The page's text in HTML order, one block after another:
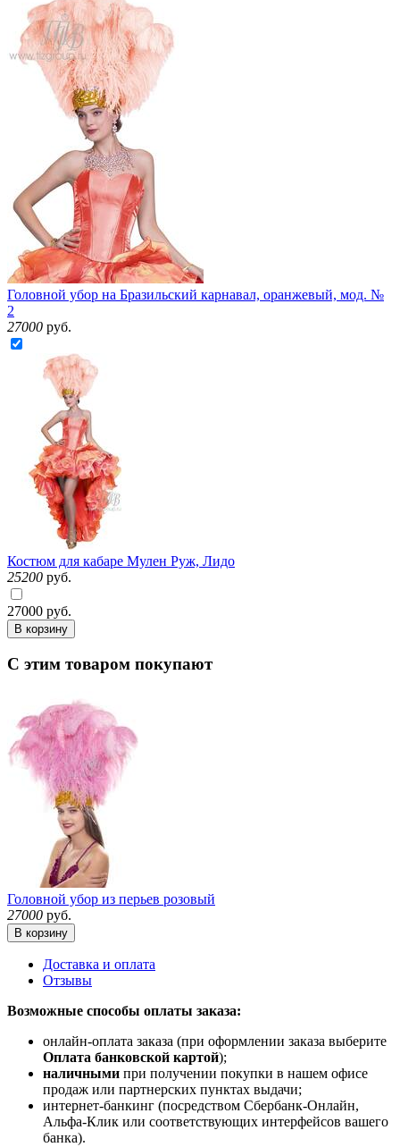
Головной убор на Бразильский карнавал, оранжевый, мод. №
2
27000 руб.
Костюм для кабаре Мулен Руж, Лидо
25200 руб.
27000 руб.
В корзину
С этим товаром покупают
Головной убор из перьев розовый
27000 руб.
В корзину
Доставка и оплата
Отзывы
Возможные способы оплаты заказа:
онлайн-оплата заказа (при оформлении заказа выберите
Оплата банковской картой);
наличными при получении покупки в нашем офисе
продаж или партнерских пунктах выдачи;
интернет-банкинг (посредством Сбербанк-Онлайн,
Альфа-Клик или соответствующих интерфейсов вашего
банка).